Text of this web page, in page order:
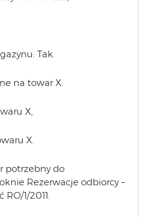
Tak.
na towar X:
X,
X.
potrzebny do
Rezerwacje odbiorcy –
1/2011.